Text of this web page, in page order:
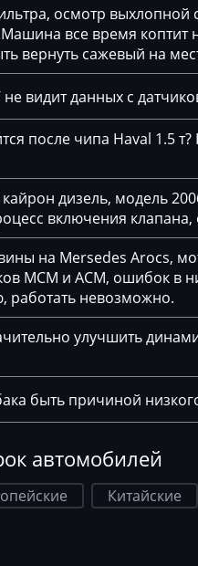
MG1CS001
DCM3.7
DCM6.2
IAW4xx
IAW7GV
PCR2.1
PPD1.1-1.5
10xx
11xx
18xx
2xx
3xx
4xx
осмотр выхлопной
все время коптит
вернуть сажевый на
видит данных с
после чипа Haval 1.5
дизель, модель
включения клапана,
на Mersedes Arocs,
MCM и ACM, ошибок в
работать невозможно.
улучшить
быть причиной
автомобилей
Китайские